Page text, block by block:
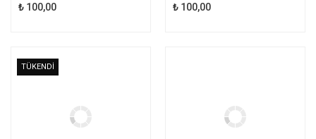
₺ 100,00 ₺ 100,00
TÜKENDİ